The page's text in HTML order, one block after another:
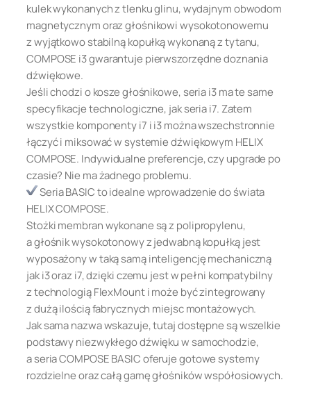
kulek wykonanych z tlenku glinu, wydajnym obwodom
magnetycznym oraz głośnikowi wysokotonowemu
z wyjątkowo stabilną kopułką wykonaną z tytanu,
COMPOSE i3 gwarantuje pierwszorzędne doznania
dźwiękowe.
Jeśli chodzi o kosze głośnikowe, seria i3 ma te same
specyfikacje technologiczne, jak seria i7. Zatem
wszystkie komponenty i7 i i3 można wszechstronnie
łączyć i miksować w systemie dźwiękowym HELIX
COMPOSE. Indywidualne preferencje, czy upgrade po
czasie? Nie ma żadnego problemu.
Seria BASIC to idealne wprowadzenie do świata
HELIX COMPOSE.
Stożki membran wykonane są z polipropylenu,
a głośnik wysokotonowy z jedwabną kopułką jest
wyposażony w taką samą inteligencję mechaniczną
jak i3 oraz i7, dzięki czemu jest w pełni kompatybilny
z technologią FlexMount i może być zintegrowany
z dużą ilością fabrycznych miejsc montażowych.
Jak sama nazwa wskazuje, tutaj dostępne są wszelkie
podstawy niezwykłego dźwięku w samochodzie,
a seria COMPOSE BASIC oferuje gotowe systemy
rozdzielne oraz całą gamę głośników współosiowych.